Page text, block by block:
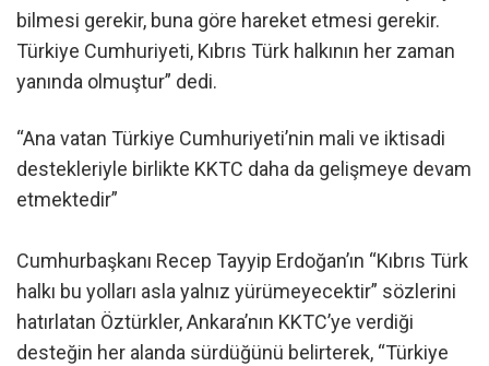
bilmesi gerekir, buna göre hareket etmesi gerekir.
Türkiye Cumhuriyeti, Kıbrıs Türk halkının her zaman
yanında olmuştur” dedi.
“Ana vatan Türkiye Cumhuriyeti’nin mali ve iktisadi
destekleriyle birlikte KKTC daha da gelişmeye devam
etmektedir”
Cumhurbaşkanı Recep Tayyip Erdoğan’ın “Kıbrıs Türk
halkı bu yolları asla yalnız yürümeyecektir” sözlerini
hatırlatan Öztürkler, Ankara’nın KKTC’ye verdiği
desteğin her alanda sürdüğünü belirterek, “Türkiye